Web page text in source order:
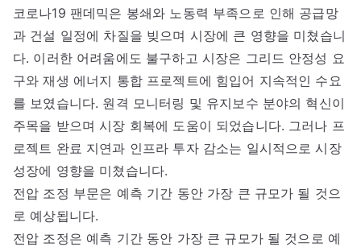
코로나19 팬데믹은 봉쇄와 노동력 부족으로 인해 공급망
과 건설 일정에 차질을 빚으며 시장에 큰 영향을 미쳤습니
다. 이러한 어려움에도 불구하고 시장은 그리드 안정성 요
구와 재생 에너지 통합 프로젝트에 힘입어 지속적인 수요
를 보였습니다. 원격 모니터링 및 유지보수 분야의 혁신이
주목을 받으며 시장 회복에 도움이 되었습니다. 그러나 프
로젝트 완료 지연과 인프라 투자 감소는 일시적으로 시장
성장에 영향을 미쳤습니다.
전압 조정 부문은 예측 기간 동안 가장 큰 규모가 될 것으
로 예상됩니다.
전압 조정은 예측 기간 동안 가장 큰 규모가 될 것으로 예